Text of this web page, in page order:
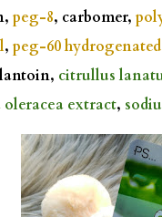
peg-8, carbomer,
, peg-60
citrullus
extract,